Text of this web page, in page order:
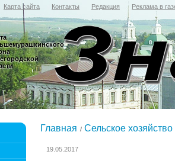
Карта сайта Контакты Редакция Реклама в
Главная Сельское хозяйство
19.05.2017